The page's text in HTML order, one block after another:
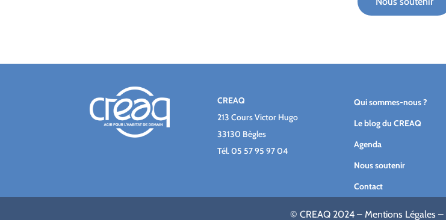
CREAQ
213 Cours Victor Hugo
33130 Bègles
Tél.05 57 95 97 04
Qui sommes-nous ?
Le blog du CREAQ
Agenda
Nous soutenir
Contact
© CREAQ 2024 – Mentions Légales –